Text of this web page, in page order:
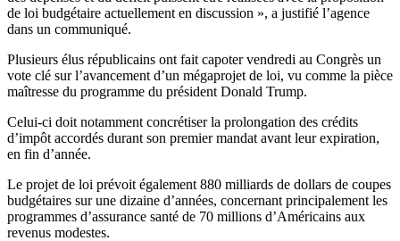
de loi budgétaire actuellement en discussion », a justifié l’agence
dans un communiqué.
Plusieurs élus républicains ont fait capoter vendredi au Congrès un
vote clé sur l’avancement d’un mégaprojet de loi, vu comme la pièce
maîtresse du programme du président Donald Trump.
Celui-ci doit notamment concrétiser la prolongation des crédits
d’impôt accordés durant son premier mandat avant leur expiration,
en fin d’année.
Le projet de loi prévoit également 880 milliards de dollars de coupes
budgétaires sur une dizaine d’années, concernant principalement les
programmes d’assurance santé de 70 millions d’Américains aux
revenus modestes.